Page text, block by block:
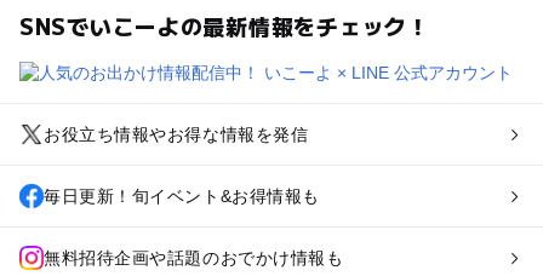
SNSでいこーよの最新情報をチェック！
お役立ち情報やお得な情報を発信
毎日更新！旬イベント&お得情報も
無料招待企画や話題のおでかけ情報も